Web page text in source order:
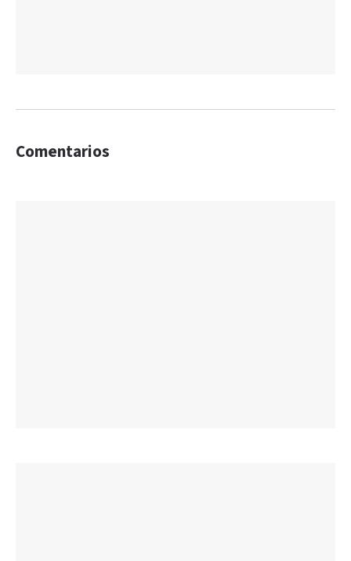
Comentarios